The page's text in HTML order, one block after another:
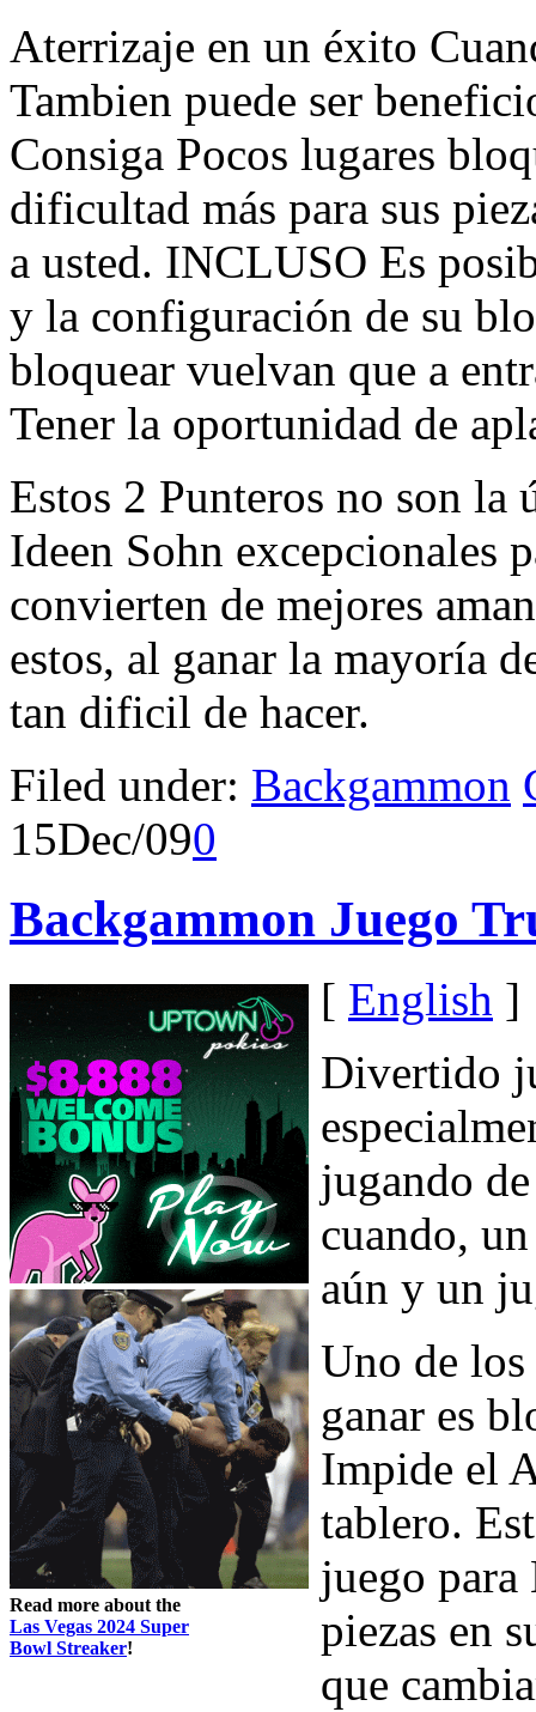
Aterrizaje en un éxito
Tambien puede ser
Consiga Pocos lugares
dificultad más para sus
a usted. INCLUSO Es
y la configuración de su
bloquear vuelvan que a
Tener la oportunidad de
Estos 2 Punteros no son la
Ideen Sohn excepcionales
convierten de mejores
estos, al ganar la mayoría
tan dificil de hacer.
Filed under: Backgammon
15Dec/090
Backgammon Juego
Read more about the
Las Vegas 2024 Super
Bowl Streaker!
[ English ]
Divertido
jugando
cuando,
aún y un
Uno de los
ganar es
Impide el
tablero.
juego para
piezas en
que